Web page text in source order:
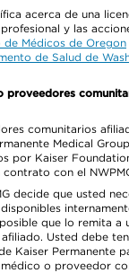
acerca de una
y las
de Médicos de Oregon
de Salud de
proveedores
comunitarios
Medical
por Kaiser
con el
decide que usted
que lo remita a
Usted debe
Kaiser Permanente
o proveedor